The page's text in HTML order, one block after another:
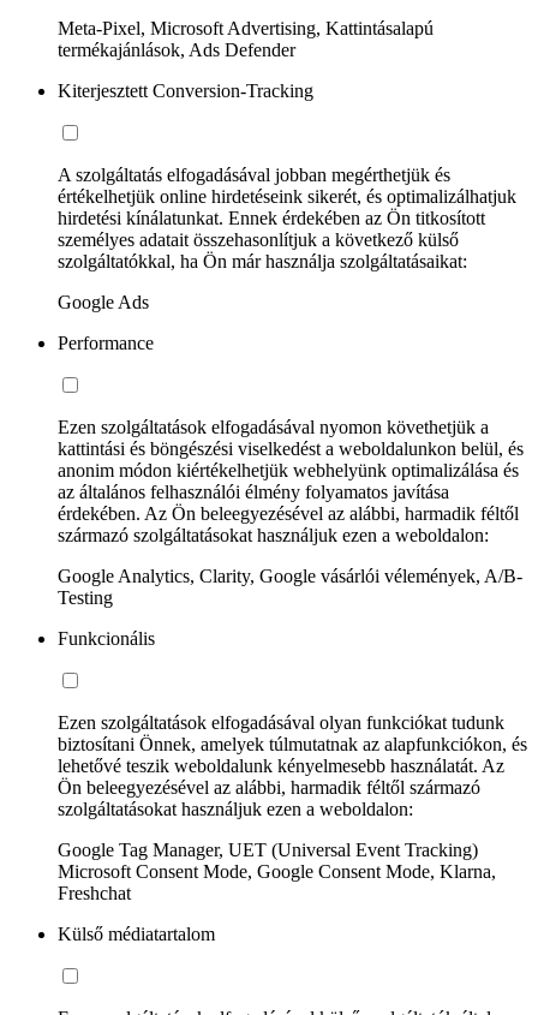
Meta-Pixel, Microsoft Advertising, Kattintásalapú
termékajánlások, Ads Defender
Kiterjesztett Conversion-Tracking
A szolgáltatás elfogadásával jobban megérthetjük és
értékelhetjük online hirdetéseink sikerét, és optimalizálhatjuk
hirdetési kínálatunkat. Ennek érdekében az Ön titkosított
személyes adatait összehasonlítjuk a következő külső
szolgáltatókkal, ha Ön már használja szolgáltatásaikat:
Google Ads
Performance
Ezen szolgáltatások elfogadásával nyomon követhetjük a
kattintási és böngészési viselkedést a weboldalunkon belül, és
anonim módon kiértékelhetjük webhelyünk optimalizálása és
az általános felhasználói élmény folyamatos javítása
érdekében. Az Ön beleegyezésével az alábbi, harmadik féltől
származó szolgáltatásokat használjuk ezen a weboldalon:
Google Analytics, Clarity, Google vásárlói vélemények, A/B-
Testing
Funkcionális
Ezen szolgáltatások elfogadásával olyan funkciókat tudunk
biztosítani Önnek, amelyek túlmutatnak az alapfunkciókon, és
lehetővé teszik weboldalunk kényelmesebb használatát. Az
Ön beleegyezésével az alábbi, harmadik féltől származó
szolgáltatásokat használjuk ezen a weboldalon:
Google Tag Manager, UET (Universal Event Tracking)
Microsoft Consent Mode, Google Consent Mode, Klarna,
Freshchat
Külső médiatartalom